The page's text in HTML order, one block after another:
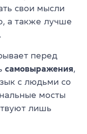
свои мысли
а также лучше
перед
самовыражения,
с людьми со
мосты
лишь